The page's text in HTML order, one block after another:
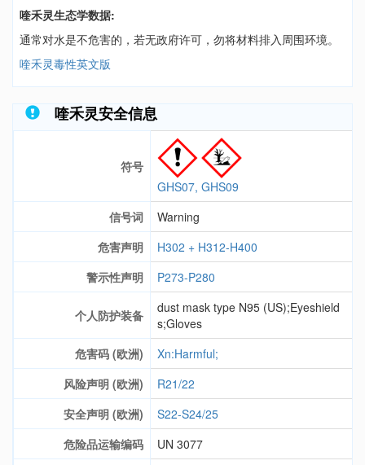
喹禾灵生态学数据:
通常对水是不危害的，若无政府许可，勿将材料排入周围环境。
喹禾灵毒性英文版
喹禾灵安全信息
符号
GHS07, GHS09
信号词
Warning
危害声明
H302 + H312-H400
警示性声明
P273-P280
个人防护装备
dust mask type N95 (US);Eyeshield
s;Gloves
危害码 (欧洲)
Xn:Harmful;
风险声明 (欧洲)
R21/22
安全声明 (欧洲)
S22-S24/25
危险品运输编码
UN 3077